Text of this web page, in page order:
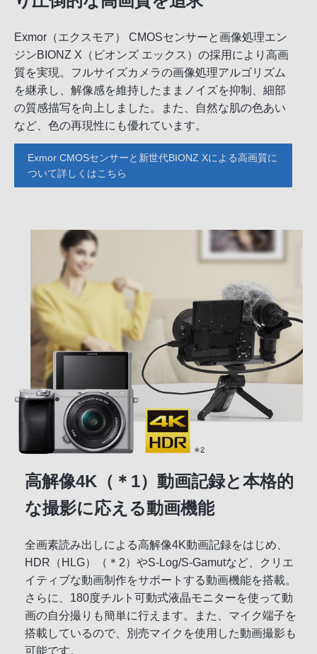
Exmor（エクスモア） CMOSセンサーと画像処理エン
ジンBIONZ X（ビオンズ エックス）の採用により高画
質を実現。フルサイズカメラの画像処理アルゴリズム
を継承し、解像感を維持したままノイズを抑制、細部
の質感描写を向上しました。また、自然な肌の色あい
など、色の再現性にも優れています。
Exmor CMOSセンサーと新世代BIONZ Xによる高画質に
ついて詳しくはこちら
高解像4K（＊1）動画記録と本格的
な撮影に応える動画機能
全画素読み出しによる高解像4K動画記録をはじめ、
HDR（HLG）（＊2）やS-Log/S-Gamutなど、クリエ
イティブな動画制作をサポートする動画機能を搭載。
さらに、180度チルト可動式液晶モニターを使って動
画の自分撮りも簡単に行えます。また、マイク端子を
搭載しているので、別売マイクを使用した動画撮影も
可能です。